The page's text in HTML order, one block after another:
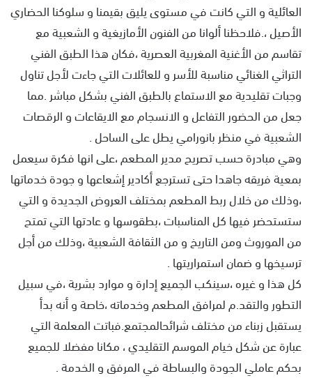
العائلية و التي كانت في مستوى يليق بقيمنا و سلوكنا الحضاري
الأصيل ،.فلاحظنا ألوانا من الفنون الأمازيغية و الشعبية مع
تقاسم من الأغنية المغربية العصرية ،فكان هذا الطبق الفني
التراثي الغنائي مناسبة للأسر و للعائلات التي جاءت لأجل تناول
وجبات تقليدية مع الاستماع بالطبق الفني بشكل مباشر .مما
جعل من الحضور التفاعل و الانسجام مع الايقاعات و الرقصات
الشعبية في منظر بانورامي يطل على الساحل .
وهي مبادرة حسب تصريح مدير المطعم ،على انها فكرة سيعمل
بمعية فريقه جاهدا حتى تسترجع أكادير إشعاعها و جودة خدماتها
،وذلك من خلال ربط المطعم بمختلف العروض الجديدة و التي
ستستحضر فيها كل المناسبات ،بطقوسها و عادتها التي تمتح
من الموروث ومن التاريخ و من الثقافة الشعبية ،وذلك من أجل
ترسيخها و ضمان استمراريتها .
كل هذا و غيره ،سينكب الجميع إدارة و موارد بشرية ،في سبيل
التطور والتقد.م لمرافق المطعم وخدماته ،خاصة و أنه بدأ
يستقبل زبناء من مختلف شرائحالمجتمع.فباتت المعلمة التي
عبارة عن شكل خيام الموسم التقليدي ، مكانا مفضلا للجميع
بحكم عاملي الجودة والبساطة في المرفق و الخدمة .